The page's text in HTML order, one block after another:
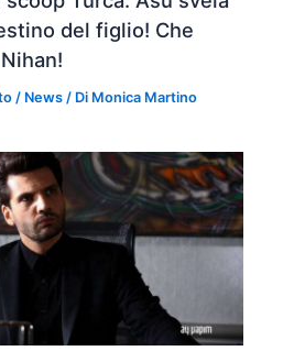
del figlio! Che
/ News / Di Monica Martino